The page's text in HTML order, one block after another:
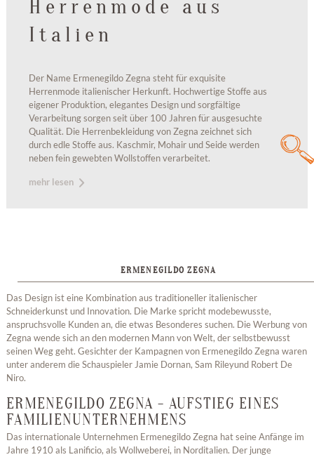
Herrenmode aus
Italien
Der Name Ermenegildo Zegna steht für exquisite
Herrenmode italienischer Herkunft. Hochwertige Stoffe aus
eigener Produktion, elegantes Design und sorgfältige
Verarbeitung sorgen seit über 100 Jahren für ausgesuchte
Qualität. Die Herrenbekleidung von Zegna zeichnet sich
durch edle Stoffe aus. Kaschmir, Mohair und Seide werden
neben fein gewebten Wollstoffen verarbeitet.
mehr lesen
ERMENEGILDO ZEGNA
Das Design ist eine Kombination aus traditioneller italienischer
Schneiderkunst und Innovation. Die Marke spricht modebewusste,
anspruchsvolle Kunden an, die etwas Besonderes suchen. Die Werbung von
Zegna wende sich an den modernen Mann von Welt, der selbstbewusst
seinen Weg geht. Gesichter der Kampagnen von Ermenegildo Zegna waren
unter anderem die Schauspieler Jamie Dornan, Sam Rileyund Robert De
Niro.
ERMENEGILDO ZEGNA - AUFSTIEG EINES
FAMILIENUNTERNEHMENS
Das internationale Unternehmen Ermenegildo Zegna hat seine Anfänge im
Jahre 1910 als Lanificio, als Wollweberei, in Norditalien. Der junge